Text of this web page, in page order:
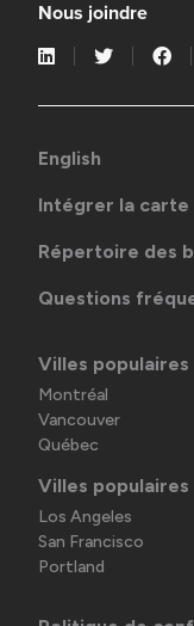
Nous joindre
English
Intégrer la carte
Répertoire des
Questions
Villes populaires
Montréal
Vancouver
Québec
Villes populaires
Los Angeles
San Francisco
Portland